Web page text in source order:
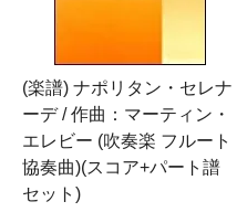
(楽譜) ナポリタン・セレナ
ーデ / 作曲：マーティン・
エレビー (吹奏楽 フルート
協奏曲)(スコア+パート譜
セット)